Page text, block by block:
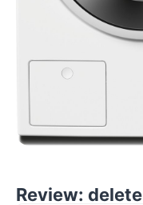
Review: delete